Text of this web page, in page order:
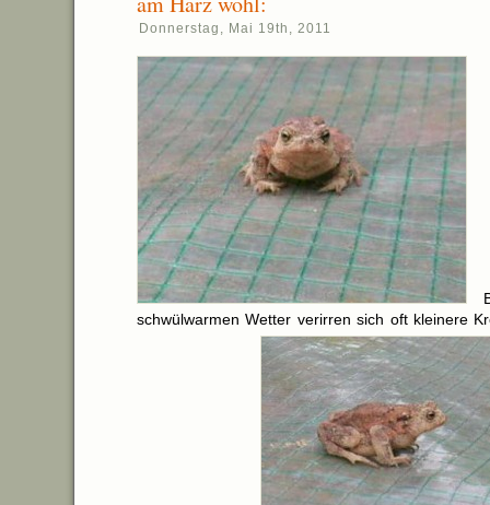
Donnerstag, Mai 19th, 2011
schwülwarmen Wetter verirren sich oft kleinere